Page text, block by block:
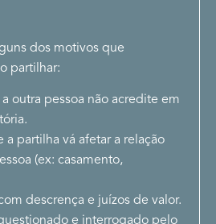
dos motivos que
partilhar:
outra pessoa não acredite em
a partilha vá afetar a relação
(ex: casamento,
descrença e juízos de valor.
e interrogado pelo